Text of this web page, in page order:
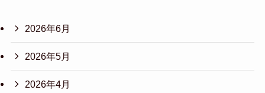
2026年6月
2026年5月
2026年4月